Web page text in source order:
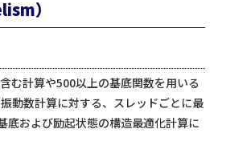
）
む計算や500以上の基底関数を用いる
動数計算に対する、スレッドごとに最
底および励起状態の構造最適化計算に